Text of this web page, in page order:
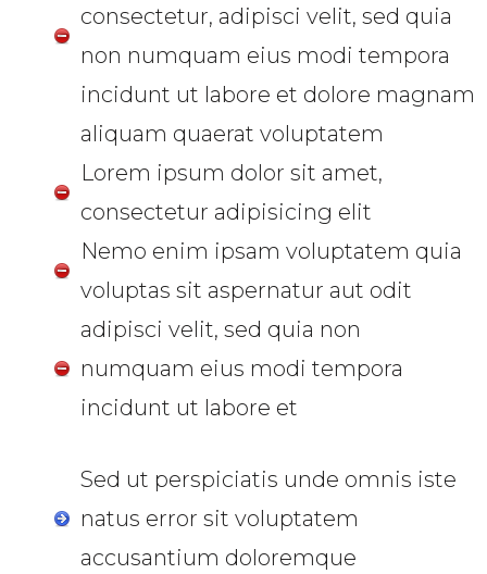
consectetur, adipisci velit, sed quia
non numquam eius modi tempora
incidunt ut labore et dolore magnam
aliquam quaerat voluptatem
Lorem ipsum dolor sit amet,
consectetur adipisicing elit
Nemo enim ipsam voluptatem quia
voluptas sit aspernatur aut odit
adipisci velit, sed quia non
numquam eius modi tempora
incidunt ut labore et
Sed ut perspiciatis unde omnis iste
natus error sit voluptatem
accusantium doloremque